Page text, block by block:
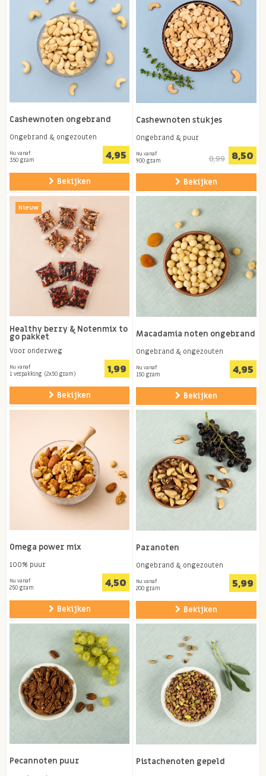
Cashewnoten ongebrand
Ongebrand & ongezouten
Nu vanaf
350 gram 4,95
Bekijken
Cashewnoten stukjes
Ongebrand & puur
Nu vanaf
900 gram 8,99 8,50
Bekijken
Nieuw
Healthy berry & Notenmix to
go pakket
Voor onderweg
Nu vanaf
1 verpakking (2x50 gram) 1,99
Bekijken
Macadamia noten ongebrand
Ongebrand & ongezouten
Nu vanaf
150 gram 4,95
Bekijken
Omega power mix
100% puur
Nu vanaf
250 gram 4,50
Bekijken
Paranoten
Ongebrand & ongezouten
Nu vanaf
200 gram 5,99
Bekijken
Pecannoten puur Pistachenoten gepeld